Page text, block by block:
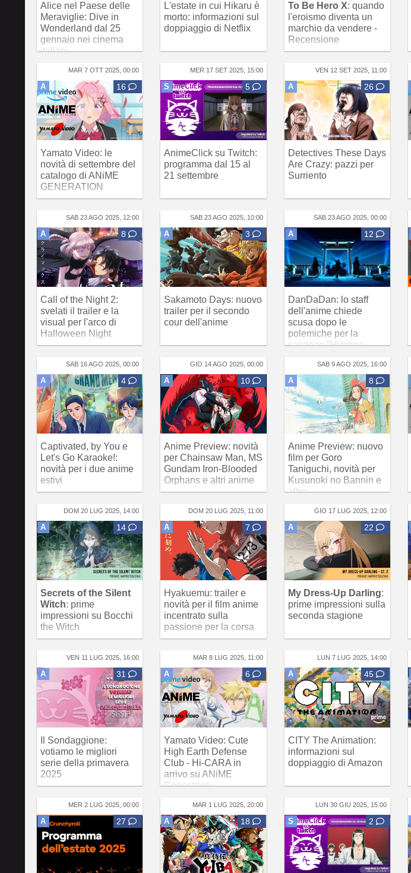
Alice nel Paese delle
Meraviglie: Dive in
Wonderland dal 25
gennaio nei cinema
italiani
L'estate in cui Hikaru è
morto: informazioni sul
doppiaggio di Netflix
To Be Hero X: quando
l'eroismo diventa un
marchio da vendere -
Recensione
MAR 7 OTT 2025, 00:00
A 16
Yamato Video: le
novità di settembre del
catalogo di ANiME
GENERATION
MER 17 SET 2025, 15:00
S 5
AnimeClick su Twitch:
programma dal 15 al
21 settembre
VEN 12 SET 2025, 11:00
A 26
Detectives These Days
Are Crazy: pazzi per
Surriento
SAB 23 AGO 2025, 12:00
A 8
Call of the Night 2:
svelati il trailer e la
visual per l'arco di
Halloween Night
SAB 23 AGO 2025, 10:00
A 3
Sakamoto Days: nuovo
trailer per il secondo
cour dell'anime
SAB 23 AGO 2025, 00:00
A 12
DanDaDan: lo staff
dell'anime chiede
scusa dopo le
polemiche per la
canzone "Hunting
SAB 16 AGO 2025, 00:00
A 4
Captivated, by You e
Let's Go Karaoke!:
novità per i due anime
estivi
GIO 14 AGO 2025, 00:00
A 10
Anime Preview: novità
per Chainsaw Man, MS
Gundam Iron-Blooded
Orphans e altri anime
SAB 9 AGO 2025, 16:00
A 8
Anime Preview: nuovo
film per Goro
Taniguchi, novità per
Kusunoki no Bannin e
altro
DOM 20 LUG 2025, 14:00
A 14
Secrets of the Silent
Witch: prime
impressioni su Bocchi
the Witch
DOM 20 LUG 2025, 11:00
A 7
Hyakuemu: trailer e
novità per il film anime
incentrato sulla
passione per la corsa
GIO 17 LUG 2025, 12:00
A 22
My Dress-Up Darling:
prime impressioni sulla
seconda stagione
VEN 11 LUG 2025, 16:00
A 31
Il Sondaggione:
votiamo le migliori
serie della primavera
2025
MAR 8 LUG 2025, 11:00
A 6
Yamato Video: Cute
High Earth Defense
Club - Hi-CARA in
arrivo su ANiME
Generation
LUN 7 LUG 2025, 14:00
A 45
CITY The Animation:
informazioni sul
doppiaggio di Amazon
MER 2 LUG 2025, 00:00
A 27
MAR 1 LUG 2025, 20:00
A 18
LUN 30 GIU 2025, 15:00
S 2